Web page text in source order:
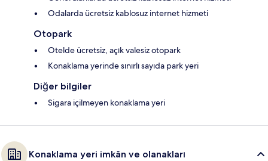
Odalarda ücretsiz kablosuz internet hizmeti
Otopark
Otelde ücretsiz, açık valesiz otopark
Konaklama yerinde sınırlı sayıda park yeri
Diğer bilgiler
Sigara içilmeyen konaklama yeri
Konaklama yeri imkân ve olanakları